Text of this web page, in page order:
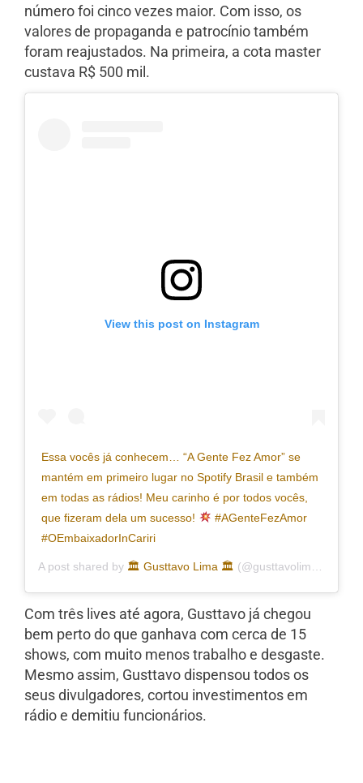
número foi cinco vezes maior. Com isso, os
valores de propaganda e patrocínio também
foram reajustados. Na primeira, a cota master
custava R$ 500 mil.
View this post on Instagram
Essa vocês já conhecem… “A Gente Fez Amor” se
mantém em primeiro lugar no Spotify Brasil e também
em todas as rádios! Meu carinho é por todos vocês,
que fizeram dela um sucesso!
#AGenteFezAmor
#OEmbaixadorInCariri
A post shared by 🏛 Gusttavo Lima 🏛 (@gusttavolima) on
Com três lives até agora, Gusttavo já chegou
bem perto do que ganhava com cerca de 15
shows, com muito menos trabalho e desgaste.
Mesmo assim, Gusttavo dispensou todos os
seus divulgadores, cortou investimentos em
rádio e demitiu funcionários.